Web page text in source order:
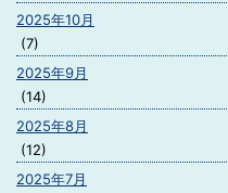
2025年10月
(7)
2025年9月
(14)
2025年8月
(12)
2025年7月